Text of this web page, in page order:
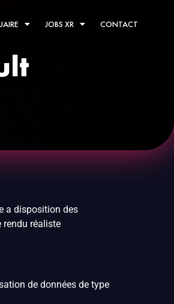
JOBS XR CONTACT
a disposition des
rendu réaliste
de données de type